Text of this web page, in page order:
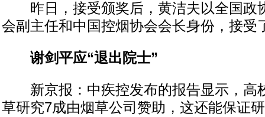
昨日，接受颁奖后，黄洁夫以全国政
会副主任和中国控烟协会会长身份，接受
谢剑平应“退出院士”
新京报：中疾控发布的报告显示，高
草研究7成由烟草公司赞助，这还能保证